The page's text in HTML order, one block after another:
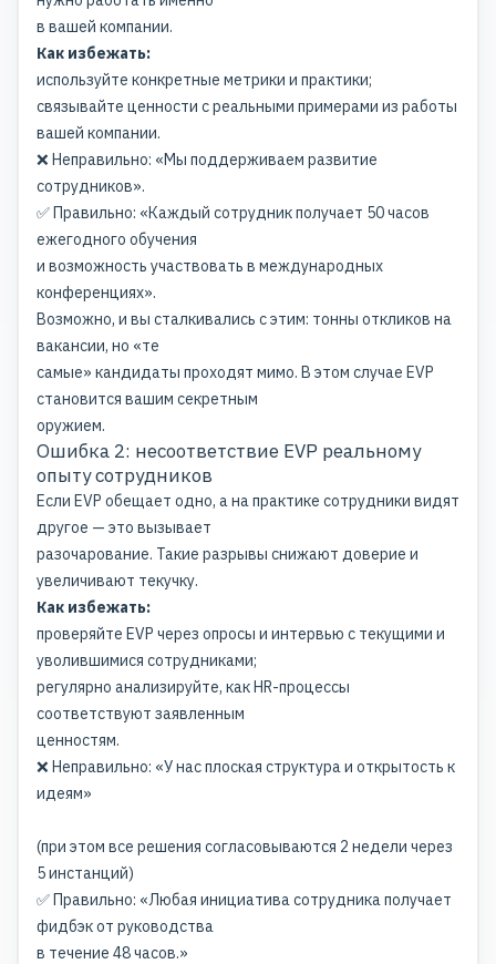
в вашей компании.
Как избежать:
используйте конкретные метрики и практики;
связывайте ценности с реальными примерами из работы
вашей компании.
❌ Неправильно: «Мы поддерживаем развитие
сотрудников».
✅ Правильно: «Каждый сотрудник получает 50 часов
ежегодного обучения
и возможность участвовать в международных
конференциях».
Возможно, и вы сталкивались с этим: тонны откликов на
вакансии, но «те
самые» кандидаты проходят мимо. В этом случае EVP
становится вашим секретным
оружием.
Ошибка 2: несоответствие EVP реальному
опыту сотрудников
Если EVP обещает одно, а на практике сотрудники видят
другое — это вызывает
разочарование. Такие разрывы снижают доверие и
увеличивают текучку.
Как избежать:
проверяйте EVP через опросы и интервью с текущими и
уволившимися сотрудниками;
регулярно анализируйте, как HR-процессы
соответствуют заявленным
ценностям.
❌ Неправильно: «У нас плоская структура и открытость к
идеям»
(при этом все решения согласовываются 2 недели через
5 инстанций)
✅ Правильно: «Любая инициатива сотрудника получает
фидбэк от руководства
в течение 48 часов.»